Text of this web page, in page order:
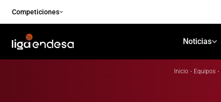
Competiciones
Noticias
Inicio · Equipos ·